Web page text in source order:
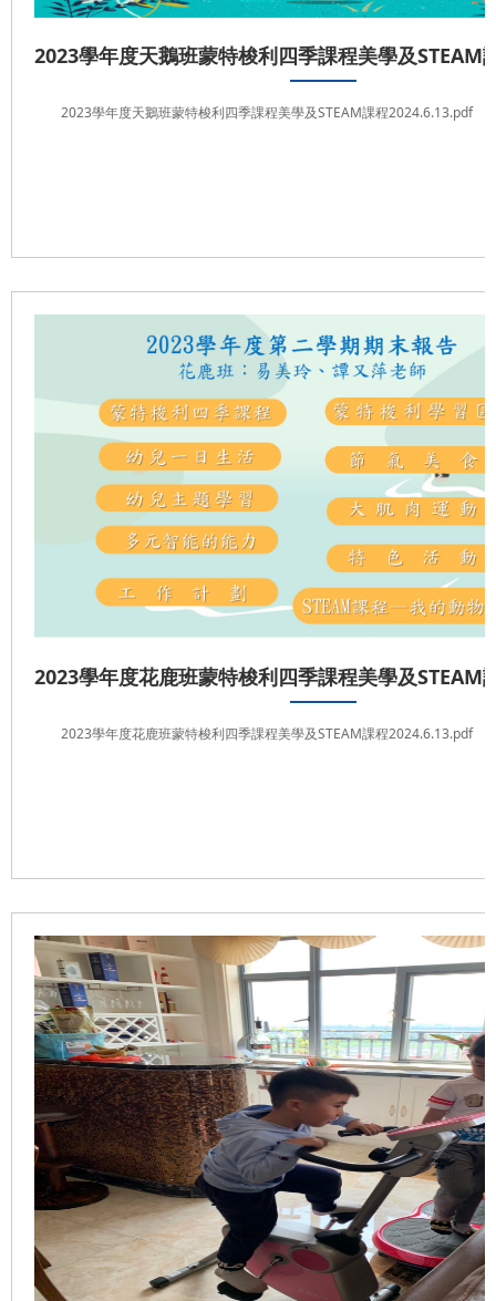
2023學年度天鵝班蒙特梭利四季課程美學及STEAM
2023學年度天鵝班蒙特梭利四季課程美學及STEAM課程2024.6.13.pdf
2023學年度花鹿班蒙特梭利四季課程美學及STEAM
2023學年度花鹿班蒙特梭利四季課程美學及STEAM課程2024.6.13.pdf